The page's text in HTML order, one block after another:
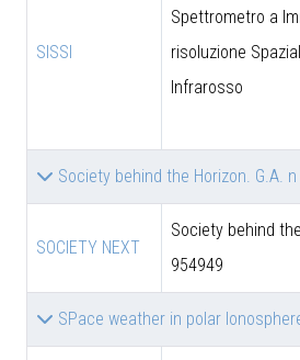
SISSI
Spettrometro a
risoluzione
Infrarosso
Society behind the Horizon. G.A.
SOCIETY NEXT
Society behind
954949
SPace weather in polar